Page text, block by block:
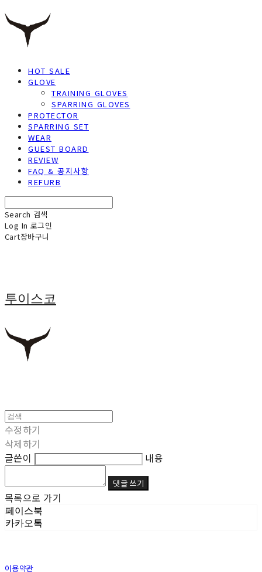
HOT SALE
GLOVE
TRAINING GLOVES
SPARRING GLOVES
PROTECTOR
SPARRING SET
WEAR
GUEST BOARD
REVIEW
FAQ & 공지사항
REFURB
Search 검색
Log In 로그인
Cart장바구니
투이스코
수정하기
삭제하기
글쓴이
내용
댓글 쓰기
목록으로 가기
페이스북
카카오톡
이용약관